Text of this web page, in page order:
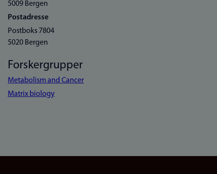
5009 Bergen
Postadresse
Postboks 7804
5020 Bergen
Forskergrupper
Metabolism and Cancer
Matrix biology